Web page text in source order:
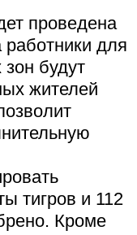
проведена
работники для
будут
жителей
тигров и 112
Кроме